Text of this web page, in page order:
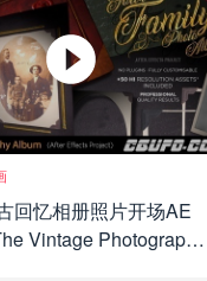
回忆相册照片开场AE
Vintage Photography